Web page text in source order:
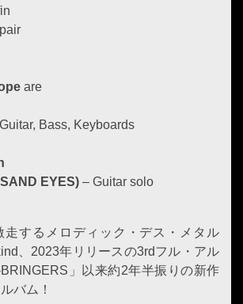
are
Bass, Keyboards
EYES) – Guitar solo
走するメロディック・デス・メタル
、2023年リリースの3rdフル・アル
」以来約2年半振りの新作
バム！